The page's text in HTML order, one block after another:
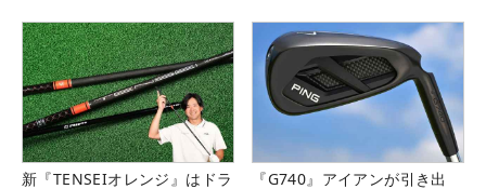
新『TENSEIオレンジ』はドラ
『G740』アイアンが引き出